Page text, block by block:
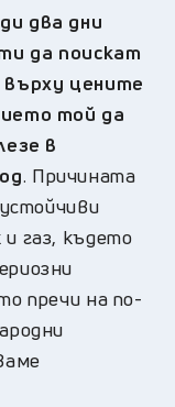
два дни
да поискат
цените
той да
в
. Причината
газ, където
пречи на по-